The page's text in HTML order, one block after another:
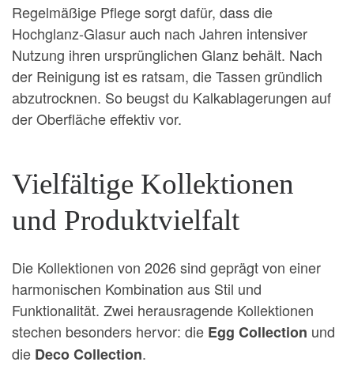
Regelmäßige Pflege sorgt dafür, dass die
Hochglanz-Glasur auch nach Jahren intensiver
Nutzung ihren ursprünglichen Glanz behält. Nach
der Reinigung ist es ratsam, die Tassen gründlich
abzutrocknen. So beugst du Kalkablagerungen auf
der Oberfläche effektiv vor.
Vielfältige Kollektionen
und Produktvielfalt
Die Kollektionen von 2026 sind geprägt von einer
harmonischen Kombination aus Stil und
Funktionalität. Zwei herausragende Kollektionen
stechen besonders hervor: die Egg Collection und
die Deco Collection.